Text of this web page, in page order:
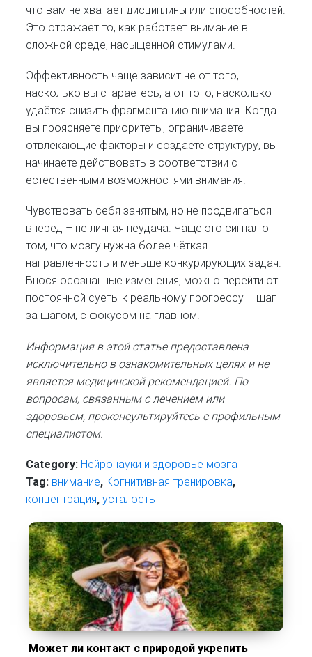
что вам не хватает дисциплины или способностей.
Это отражает то, как работает внимание в
сложной среде, насыщенной стимулами.
Эффективность чаще зависит не от того,
насколько вы стараетесь, а от того, насколько
удаётся снизить фрагментацию внимания. Когда
вы проясняете приоритеты, ограничиваете
отвлекающие факторы и создаёте структуру, вы
начинаете действовать в соответствии с
естественными возможностями внимания.
Чувствовать себя занятым, но не продвигаться
вперёд – не личная неудача. Чаще это сигнал о
том, что мозгу нужна более чёткая
направленность и меньше конкурирующих задач.
Внося осознанные изменения, можно перейти от
постоянной суеты к реальному прогрессу – шаг
за шагом, с фокусом на главном.
Информация в этой статье предоставлена
исключительно в ознакомительных целях и не
является медицинской рекомендацией. По
вопросам, связанным с лечением или
здоровьем, проконсультируйтесь с профильным
специалистом.
Category: Нейронауки и здоровье мозга
Tag: внимание, Когнитивная тренировка,
концентрация,усталость
Может ли контакт с природой укрепить